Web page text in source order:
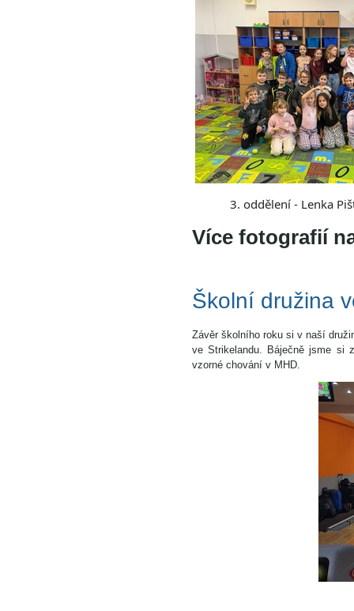
3. oddělení - Lenka
Více fotografií
Školní družina
Závěr školního roku si v naší
ve Strikelandu. Báječně jsme si
vzorné chování v MHD.